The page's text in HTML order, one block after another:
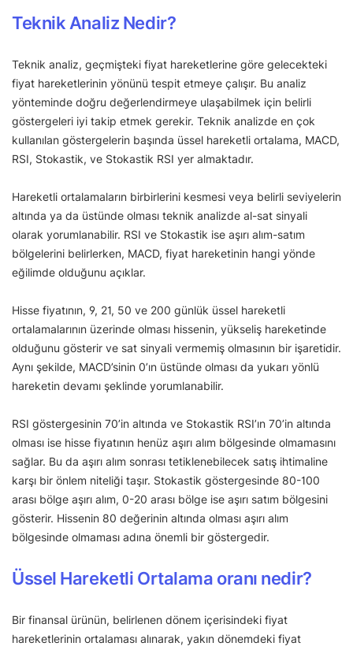
Teknik Analiz Nedir?
Teknik analiz, geçmişteki fiyat hareketlerine göre gelecekteki
fiyat hareketlerinin yönünü tespit etmeye çalışır. Bu analiz
yönteminde doğru değerlendirmeye ulaşabilmek için belirli
göstergeleri iyi takip etmek gerekir. Teknik analizde en çok
kullanılan göstergelerin başında üssel hareketli ortalama, MACD,
RSI, Stokastik, ve Stokastik RSI yer almaktadır.
Hareketli ortalamaların birbirlerini kesmesi veya belirli seviyelerin
altında ya da üstünde olması teknik analizde al-sat sinyali
olarak yorumlanabilir. RSI ve Stokastik ise aşırı alım-satım
bölgelerini belirlerken, MACD, fiyat hareketinin hangi yönde
eğilimde olduğunu açıklar.
Hisse fiyatının, 9, 21, 50 ve 200 günlük üssel hareketli
ortalamalarının üzerinde olması hissenin, yükseliş hareketinde
olduğunu gösterir ve sat sinyali vermemiş olmasının bir işaretidir.
Aynı şekilde, MACD’sinin 0’ın üstünde olması da yukarı yönlü
hareketin devamı şeklinde yorumlanabilir.
RSI göstergesinin 70’in altında ve Stokastik RSI’ın 70’in altında
olması ise hisse fiyatının henüz aşırı alım bölgesinde olmamasını
sağlar. Bu da aşırı alım sonrası tetiklenebilecek satış ihtimaline
karşı bir önlem niteliği taşır. Stokastik göstergesinde 80-100
arası bölge aşırı alım, 0-20 arası bölge ise aşırı satım bölgesini
gösterir. Hissenin 80 değerinin altında olması aşırı alım
bölgesinde olmaması adına önemli bir göstergedir.
Üssel Hareketli Ortalama oranı nedir?
Bir finansal ürünün, belirlenen dönem içerisindeki fiyat
hareketlerinin ortalaması alınarak, yakın dönemdeki fiyat